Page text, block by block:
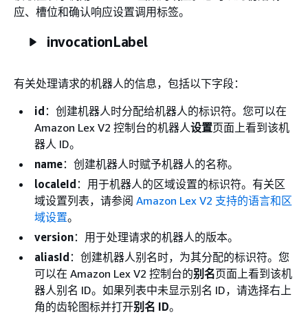
应、槽位和确认响应设置调用标签。
invocationLabel
有关处理请求的机器人的信息，包括以下字段：
id ：创建机器人时分配给机器人的标识符。您可以在
Amazon Lex V2 控制台的机器人设置页面上看到该机
器人 ID。
name：创建机器人时赋予机器人的名称。
localeId ：用于机器人的区域设置的标识符。有关区
域设置列表，请参阅 Amazon Lex V2 支持的语言和区
域设置。
version：用于处理请求的机器人的版本。
aliasId ：创建机器人别名时，为其分配的标识符。您
可以在 Amazon Lex V2 控制台的别名页面上看到该机
器人别名 ID。如果列表中未显示别名 ID，请选择右上
角的齿轮图标并打开别名 ID。